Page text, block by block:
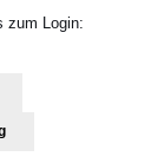
zum Login: